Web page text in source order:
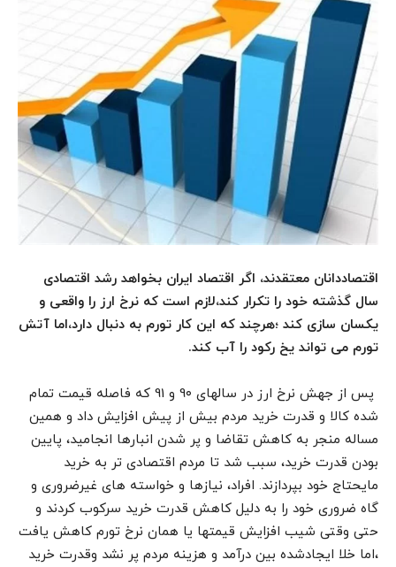
اقتصاددانان معتقدند، اگر اقتصاد ایران بخواهد رشد اقتصادی
سال گذشته خود را تکرار کند،لازم است که نرخ ارز را واقعی و
یکسان سازی کند ؛هرچند که این کار تورم به دنبال دارد،اما آتش
تورم می تواند یخ رکود را آب کند.
پس از جهش نرخ ارز در سالهای 9۰ و 91 که فاصله قیمت تمام
شده کالا و قدرت خرید مردم بیش از پیش افزایش داد و همین
مساله منجر به کاهش تقاضا و پر شدن انبارها انجامید، پایین
بودن قدرت خرید، سبب شد تا مردم اقتصادی تر به خرید
مایحتاج خود بپردازند. افراد، نیازها و خواسته های غیرضروری و
گاه ضروری خود را به دلیل کاهش قدرت خرید سرکوب کردند و
حتی وقتی شیب افزایش قیمتها یا همان نرخ تورم کاهش یافت
،اما خلا ایجادشده بین درآمد و هزینه مردم پر نشد وقدرت خرید